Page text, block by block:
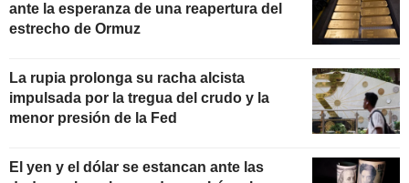
ante la esperanza de una reapertura del
estrecho de Ormuz
La rupia prolonga su racha alcista
impulsada por la tregua del crudo y la
menor presión de la Fed
El yen y el dólar se estancan ante las